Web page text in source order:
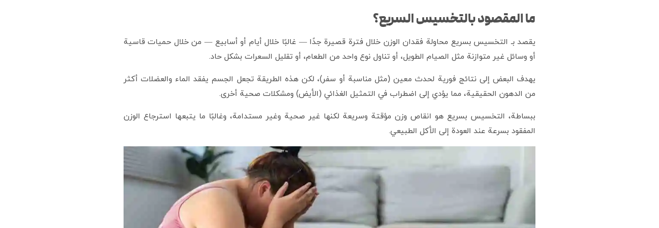
ما المقصود بالتخسيس السريع؟
يقصد بـ التخسيس بسريع محاولة فقدان الوزن خلال فترة قصيرة جدًا — غالبًا خلال أيام أو أسابيع — من خلال حميات قاسية
أو وسائل غير متوازنة مثل الصيام الطويل، أو تناول نوع واحد من الطعام، أو تقليل السعرات بشكل حاد.
يهدف البعض إلى نتائج فورية لحدث معين (مثل مناسبة أو سفر)، لكن هذه الطريقة تجعل الجسم يفقد الماء والعضلات أكثر
من الدهون الحقيقية، مما يؤدي إلى اضطراب في التمثيل الغذائي (الأيض) ومشكلات صحية أخرى.
ببساطة، التخسيس بسريع هو انقاص وزن مؤقتة وسريعة لكنها غير صحية وغير مستدامة، وغالبًا ما يتبعها استرجاع الوزن
المفقود بسرعة عند العودة إلى الأكل الطبيعي.